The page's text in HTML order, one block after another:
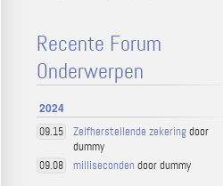
Recente Forum
Onderwerpen
2024
09.15 Zelfherstellende zekeringdoor
dummy
09.08 milliseconden door dummy